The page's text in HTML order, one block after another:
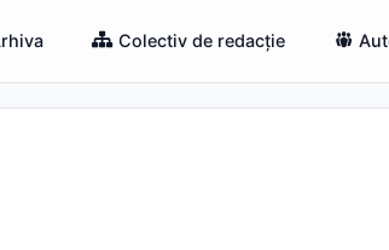
Colectiv de redacție